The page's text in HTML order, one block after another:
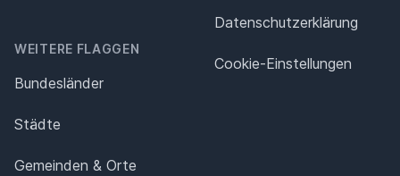
WEITERE FLAGGEN
Bundesländer
Städte
Gemeinden & Orte
Datenschutz­erklärung
Cookie-Einstellungen